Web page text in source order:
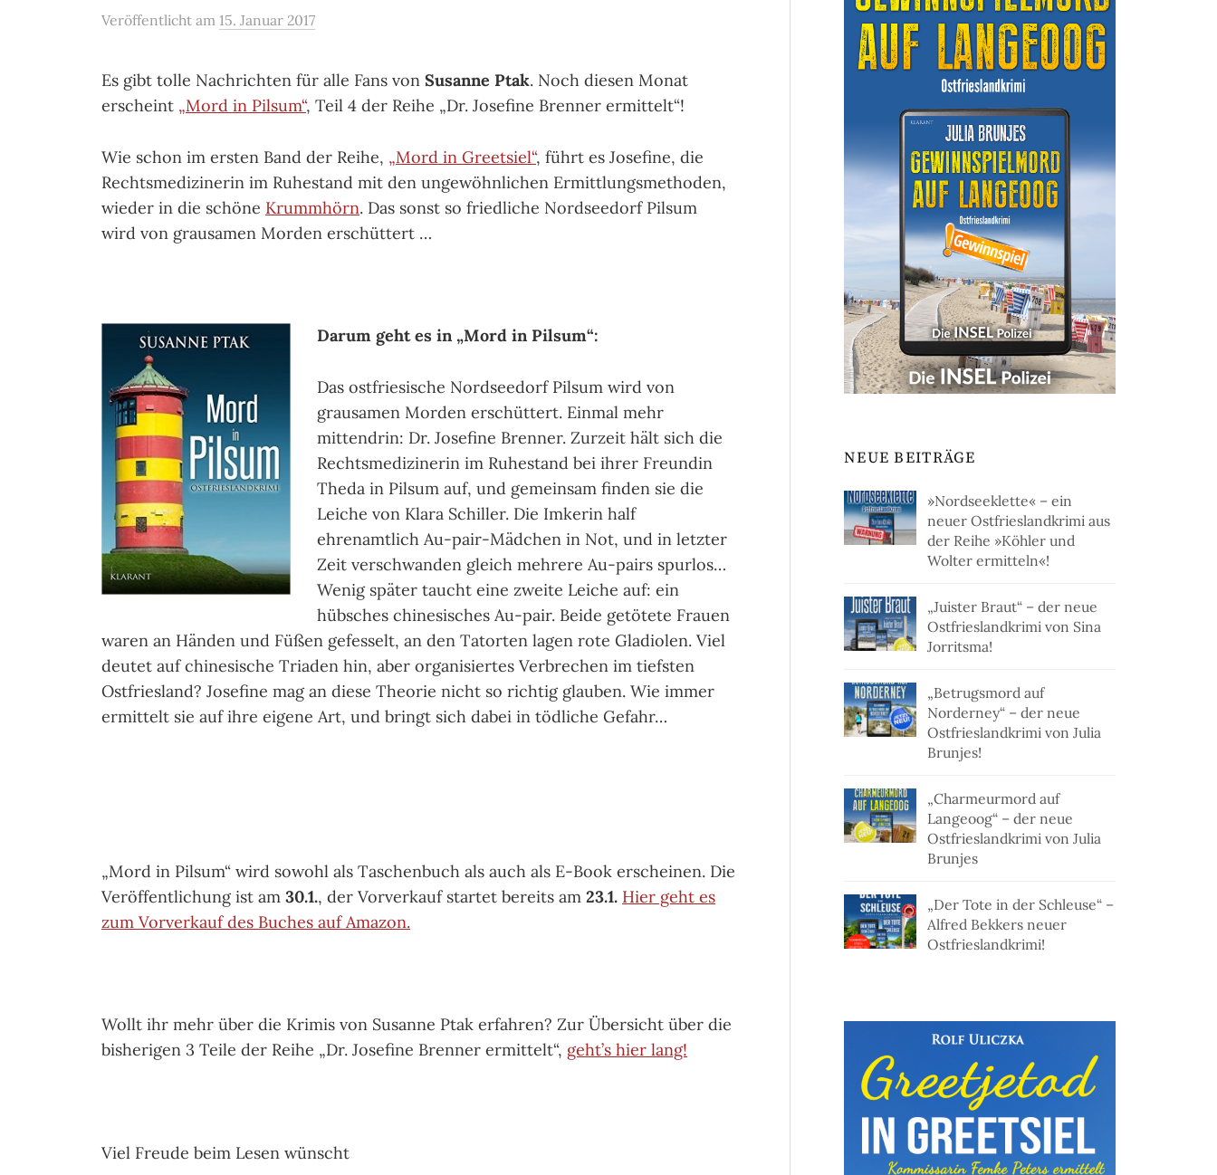
Veröffentlicht am 15. Januar 2017
Es gibt tolle Nachrichten für alle Fans von Susanne Ptak. Noch diesen Monat
erscheint „Mord in Pilsum“, Teil 4 der Reihe „Dr. Josefine Brenner ermittelt“!
Wie schon im ersten Band der Reihe, „Mord in Greetsiel“, führt es Josefine, die
Rechtsmedizinerin im Ruhestand mit den ungewöhnlichen Ermittlungsmethoden,
wieder in die schöne Krummhörn. Das sonst so friedliche Nordseedorf Pilsum
wird von grausamen Morden erschüttert …
Darum geht es in „Mord in Pilsum“:
Das ostfriesische Nordseedorf Pilsum wird von
grausamen Morden erschüttert. Einmal mehr
mittendrin: Dr. Josefine Brenner. Zurzeit hält sich die
Rechtsmedizinerin im Ruhestand bei ihrer Freundin
Theda in Pilsum auf, und gemeinsam finden sie die
Leiche von Klara Schiller. Die Imkerin half
ehrenamtlich Au-pair-Mädchen in Not, und in letzter
Zeit verschwanden gleich mehrere Au-pairs spurlos…
Wenig später taucht eine zweite Leiche auf: ein
hübsches chinesisches Au-pair. Beide getötete Frauen
waren an Händen und Füßen gefesselt, an den Tatorten lagen rote Gladiolen. Viel
deutet auf chinesische Triaden hin, aber organisiertes Verbrechen im tiefsten
Ostfriesland? Josefine mag an diese Theorie nicht so richtig glauben. Wie immer
ermittelt sie auf ihre eigene Art, und bringt sich dabei in tödliche Gefahr…
„Mord in Pilsum“ wird sowohl als Taschenbuch als auch als E-Book erscheinen. Die
Veröffentlichung ist am 30.1., der Vorverkauf startet bereits am 23.1. Hier geht es
zum Vorverkauf des Buches auf Amazon.
Wollt ihr mehr über die Krimis von Susanne Ptak erfahren? Zur Übersicht über die
bisherigen 3 Teile der Reihe „Dr. Josefine Brenner ermittelt“, geht’s hier lang!
Viel Freude beim Lesen wünscht
NEUE BEITRÄGE
»Nordseeklette« – ein
neuer Ostfrieslandkrimi aus
der Reihe »Köhler und
Wolter ermitteln«!
„Juister Braut“ – der neue
Ostfrieslandkrimi von Sina
Jorritsma!
„Betrugsmord auf
Norderney“ – der neue
Ostfrieslandkrimi von Julia
Brunjes!
„Charmeurmord auf
Langeoog“ – der neue
Ostfrieslandkrimi von Julia
Brunjes
„Der Tote in der Schleuse“ –
Alfred Bekkers neuer
Ostfrieslandkrimi!